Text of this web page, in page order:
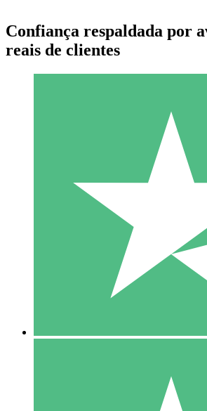
Pacotes de Créditos
Pague conforme o uso com créditos
1000
10 Downloads
20 00
Confiança respaldada por
reais de clientes